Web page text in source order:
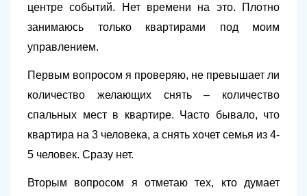
центре событий. Нет времени на это. Плотно
занимаюсь только квартирами под моим
управлением.
Первым вопросом я проверяю, не превышает ли
количество желающих снять – количество
спальных мест в квартире. Часто бывало, что
квартира на 3 человека, а снять хочет семья из 4-
5 человек. Сразу нет.
Вторым вопросом я отметаю тех, кто думает